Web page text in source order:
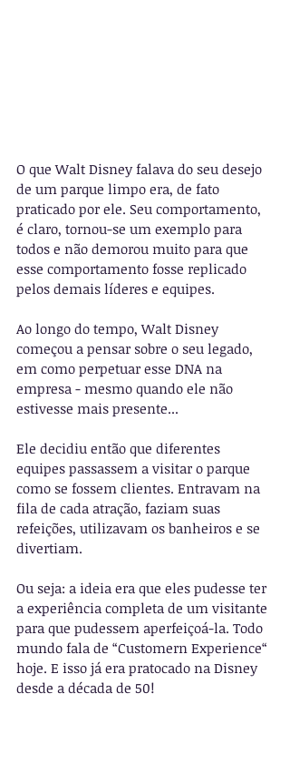
O que Walt Disney falava do seu desejo
de um parque limpo era, de fato
praticado por ele. Seu comportamento,
é claro, tornou-se um exemplo para
todos e não demorou muito para que
esse comportamento fosse replicado
pelos demais líderes e equipes.
Ao longo do tempo, Walt Disney
começou a pensar sobre o seu legado,
em como perpetuar esse DNA na
empresa - mesmo quando ele não
estivesse mais presente...
Ele decidiu então que diferentes
equipes passassem a visitar o parque
como se fossem clientes. Entravam na
fila de cada atração, faziam suas
refeições, utilizavam os banheiros e se
divertiam.
Ou seja: a ideia era que eles pudesse ter
a experiência completa de um visitante
para que pudessem aperfeiçoá-la. Todo
mundo fala de “Customern Experience“
hoje. E isso já era pratocado na Disney
desde a década de 50!